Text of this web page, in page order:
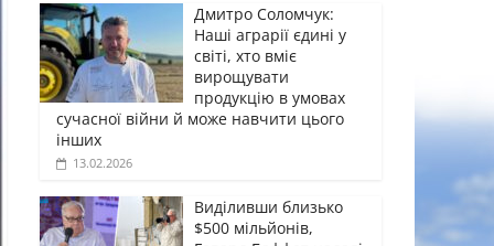
Дмитро Соломчук:
Наші аграрії єдині у
світі, хто вміє
вирощувати
продукцію в умовах
сучасної війни й може навчити цього
інших
13.02.2026
Виділивши близько
$500 мільйонів,